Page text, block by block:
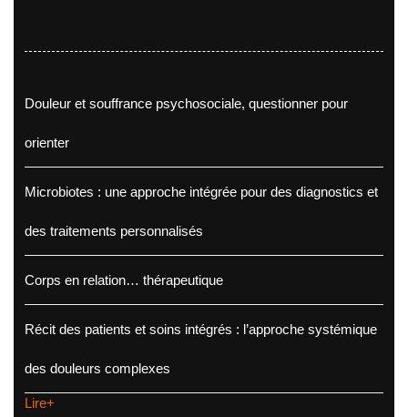
Douleur et souffrance psychosociale, questionner pour
orienter
Microbiotes : une approche intégrée pour des diagnostics et
des traitements personnalisés
Corps en relation… thérapeutique
Récit des patients et soins intégrés : l’approche systémique
des douleurs complexes
Lire+